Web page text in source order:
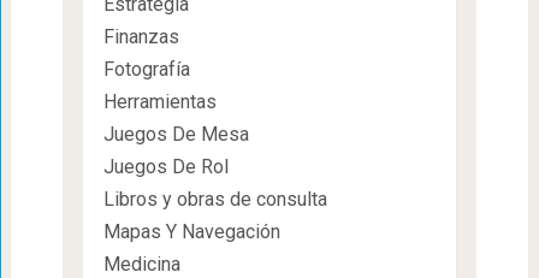
Finanzas
Fotografía
Herramientas
Juegos De Mesa
Juegos De Rol
Libros y obras de consulta
Mapas Y Navegación
Medicina